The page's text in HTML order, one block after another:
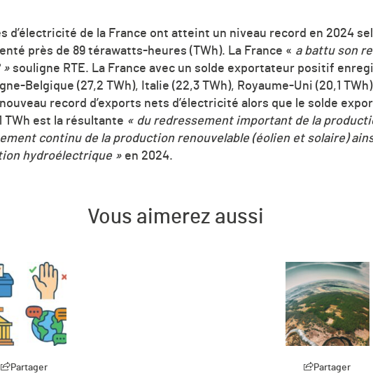
d’électricité de la France ont atteint un niveau record en 2024
près de 89 térawatts-heures (TWh). La France « a battu son
» souligne RTE. La France avec un solde exportateur positif
Belgique (27,2 TWh), Italie (22,3 TWh), Royaume-Uni (20,1
nouveau record d’exports nets d’électricité alors que le solde
TWh est la résultante « du redressement important de la
continu de la production renouvelable (éolien et solaire)
hydroélectrique » en 2024.
Vous aimerez aussi
Partager Partager